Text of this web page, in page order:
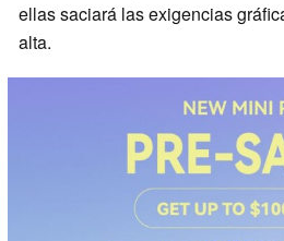
ellas saciará las exigencias
alta.